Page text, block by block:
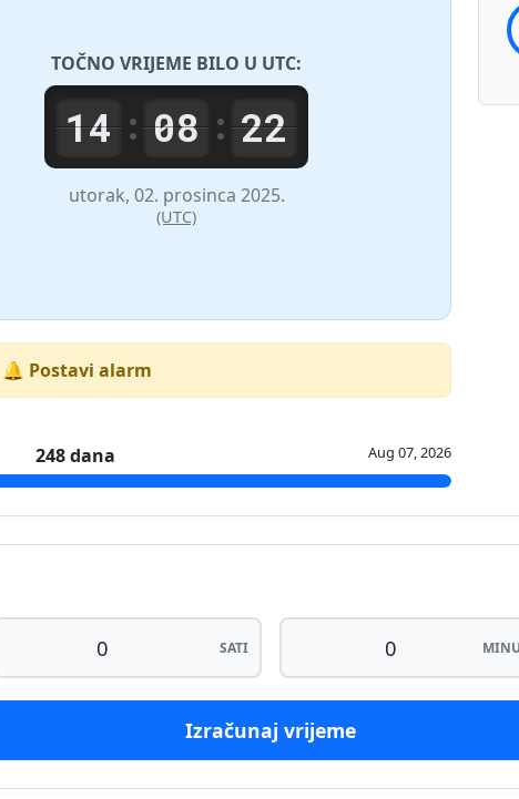
TOČNO VRIJEME BILO U UTC:
14 : 08 : 22
utorak, 02. prosinca 2025.
(UTC)
🔔 Postavi alarm
248 dana Aug 07, 2026
SATI
Izračunaj vrijeme